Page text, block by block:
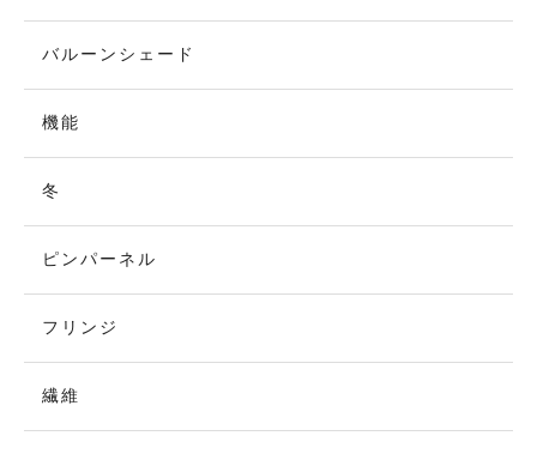
バルーンシェード
機能
冬
ピンパーネル
フリンジ
繊維